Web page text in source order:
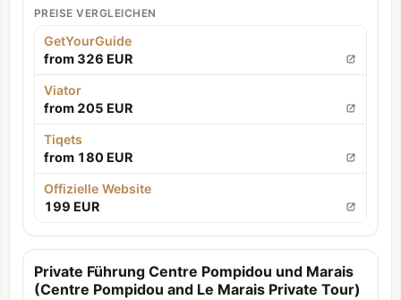
PREISE VERGLEICHEN
GetYourGuide
from 326 EUR
Viator
from 205 EUR
Tiqets
from 180 EUR
Offizielle Website
199 EUR
Private Führung Centre Pompidou und Marais
(Centre Pompidou and Le Marais Private Tour)